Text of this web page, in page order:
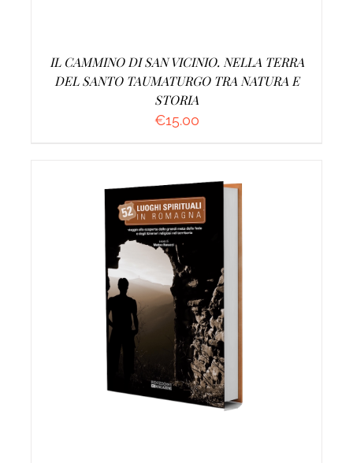
IL CAMMINO DI SAN VICINIO. NELLA TERRA
DEL SANTO TAUMATURGO TRA NATURA E
STORIA
€15.00
AGGIUNGI AL CARRELLO /